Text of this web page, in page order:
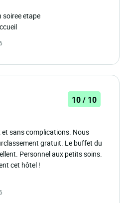
soiree etape
10 / 10
sans complications. Nous
gratuit. Le buffet du
Personnel aux petits soins.
cet hôtel !